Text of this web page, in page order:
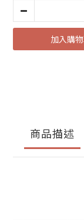
加入購
商品描述